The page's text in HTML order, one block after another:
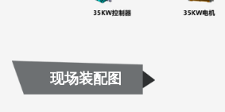
现场装配图